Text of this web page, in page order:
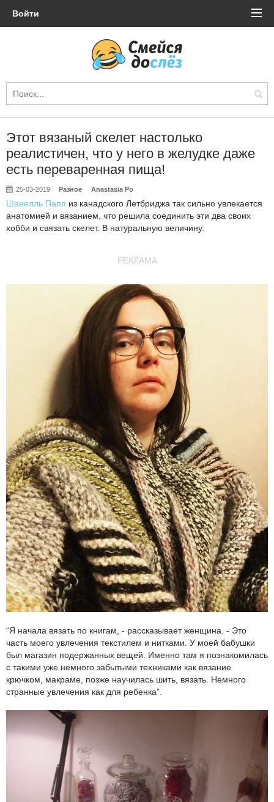
Войти
Этот вязаный скелет настолько
реалистичен, что у него в желудке даже
есть переваренная пища!
25-03-2019 Разное Anastasia Po
Шанелль Папп из канадского Летбриджа так сильно увлекается
анатомией и вязанием, что решила соединить эти два своих
хобби и связать скелет. В натуральную величину.
РЕКЛАМА
“Я начала вязать по книгам, - рассказывает женщина. - Это
часть моего увлечения текстилем и нитками. У моей бабушки
был магазин подержанных вещей. Именно там я познакомилась
с такими уже немного забытыми техниками как вязание
крючком, макраме, позже научилась шить, вязать. Немного
странные увлечения как для ребенка”.